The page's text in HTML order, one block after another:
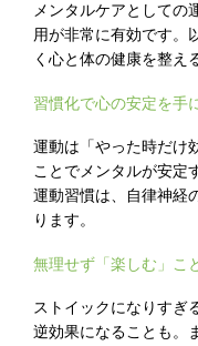
メンタルケアとしての
用が非常に有効です。
く心と体の健康を整え
習慣化で心の安定を手
運動は「やった時だけ
ことでメンタルが安定
運動習慣は、自律神経
ります。
無理せず「楽しむ」こ
ストイックになりすぎ
逆効果になることも。